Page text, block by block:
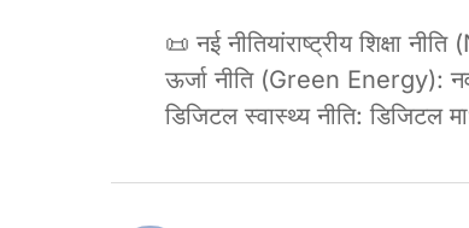
📜 नई नीतियांराष्ट्रीय शिक्षा
ऊर्जा नीति (Green Energy):
डिजिटल स्वास्थ्य नीति: डिजिटल